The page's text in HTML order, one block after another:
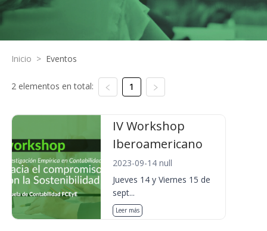
Inicio > Eventos
2 elementos en total: 1
IV Workshop
Iberoamericano
2023-09-14 null
Jueves 14 y Viernes 15 de
sept...
Leer más